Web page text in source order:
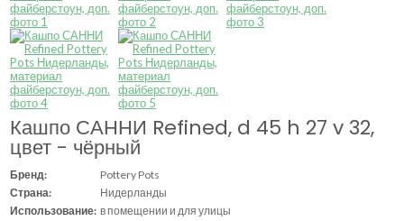
Кашпо САННИ Refined, d 45 h 27 v 32,
цвет - чёрный
Бренд:
Pottery Pots
Страна:
Нидерланды
Использование: в помещении и для улицы